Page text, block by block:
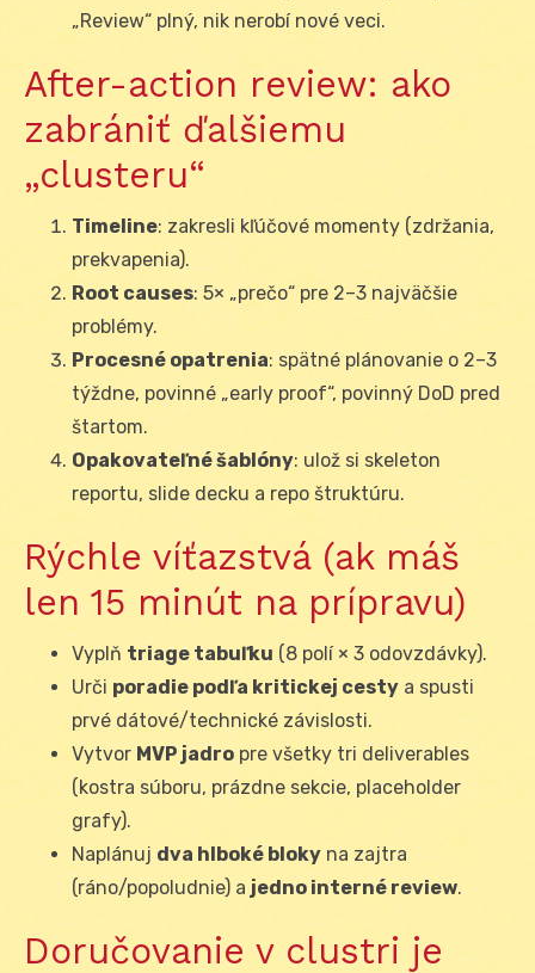
„Review“ plný, nik nerobí nové veci.
After-action review: ako
zabrániť ďalšiemu
„clusteru“
Timeline: zakresli kľúčové momenty (zdržania,
prekvapenia).
Root causes: 5× „prečo“ pre 2–3 najväčšie
problémy.
Procesné opatrenia: spätné plánovanie o 2–3
týždne, povinné „early proof“, povinný DoD pred
štartom.
Opakovateľné šablóny: ulož si skeleton
reportu, slide decku a repo štruktúru.
Rýchle víťazstvá (ak máš
len 15 minút na prípravu)
Vyplň triage tabuľku (8 polí × 3 odovzdávky).
Urči poradie podľa kritickej cesty a spusti
prvé dátové/technické závislosti.
Vytvor MVP jadro pre všetky tri deliverables
(kostra súboru, prázdne sekcie, placeholder
grafy).
Naplánuj dva hlboké bloky na zajtra
(ráno/popoludnie) a jedno interné review.
Doručovanie v clustri je